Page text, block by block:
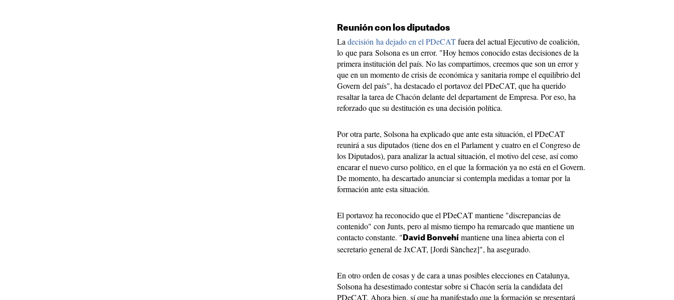
Reunión con los diputados
La decisión ha dejado en el PDeCATfuera del actual Ejecutivo de coalición,
lo que para Solsona es un error. "Hoy hemos conocido estas decisiones de la
primera institución del país. No las compartimos, creemos que son un error y
que en un momento de crisis de económica y sanitaria rompe el equilibrio del
Govern del país", ha destacado el portavoz del PDeCAT, que ha querido
resaltar la tarea de Chacón delante del departament de Empresa. Por eso, ha
reforzado que su destitución es una decisión política.
Por otra parte, Solsona ha explicado que ante esta situación, el PDeCAT
reunirá a sus diputados (tiene dos en el Parlament y cuatro en el Congreso de
los Diputados), para analizar la actual situación, el motivo del cese, así como
encarar el nuevo curso político, en el que la formación ya no está en el Govern.
De momento, ha descartado anunciar si contempla medidas a tomar por la
formación ante esta situación.
El portavoz ha reconocido que el PDeCAT mantiene "discrepancias de
contenido" con Junts, pero al mismo tiempo ha remarcado que mantiene un
contacto constante. " David Bonvehí mantiene una línea abierta con el
secretario general de JxCAT, [Jordi Sànchez]", ha asegurado.
En otro orden de cosas y de cara a unas posibles elecciones en Catalunya,
Solsona ha desestimado contestar sobre si Chacón sería la candidata del
PDeCAT. Ahora bien, sí que ha manifestado que la formación se presentará